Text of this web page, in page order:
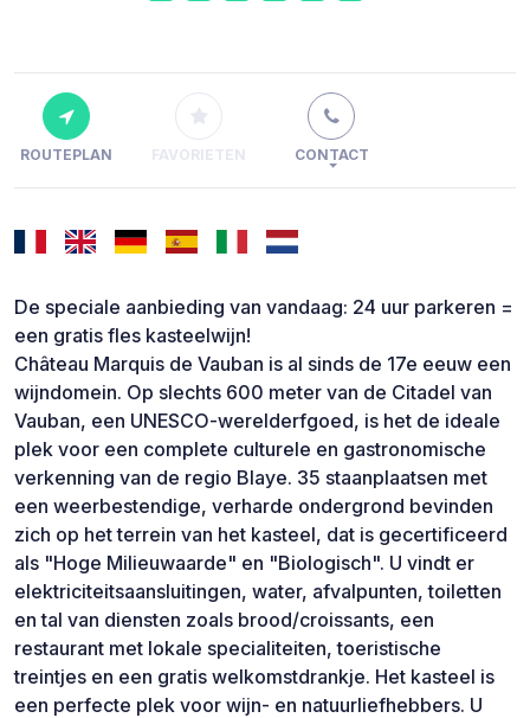
ROUTEPLAN FAVORIETEN CONTACT
De speciale aanbieding van vandaag: 24 uur parkeren =
een gratis fles kasteelwijn!
Château Marquis de Vauban is al sinds de 17e eeuw een
wijndomein. Op slechts 600 meter van de Citadel van
Vauban, een UNESCO-werelderfgoed, is het de ideale
plek voor een complete culturele en gastronomische
verkenning van de regio Blaye. 35 staanplaatsen met
een weerbestendige, verharde ondergrond bevinden
zich op het terrein van het kasteel, dat is gecertificeerd
als "Hoge Milieuwaarde" en "Biologisch". U vindt er
elektriciteitsaansluitingen, water, afvalpunten, toiletten
en tal van diensten zoals brood/croissants, een
restaurant met lokale specialiteiten, toeristische
treintjes en een gratis welkomstdrankje. Het kasteel is
een perfecte plek voor wijn- en natuurliefhebbers. U